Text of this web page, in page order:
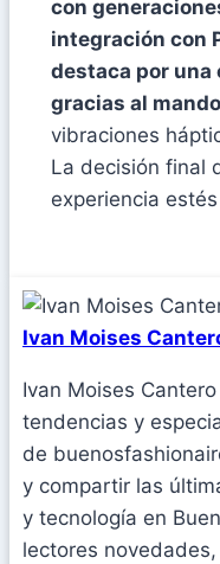
con
integración con
destaca por una
gracias al
vibraciones
La decisión final
experiencia
Ivan Moises
Ivan Moises
tendencias y
de
y compartir las
y tecnología en
lectores